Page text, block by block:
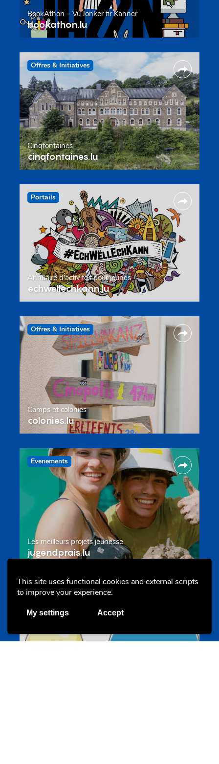
This site uses functional cookies and external scripts
to improve your experience.
My settings Accept
BookAthon – Vu Jonker fir Kanner
bookathon.lu
Offres & Initiatives
Cinqfontaines
cinqfontaines.lu
Portails
Annuaire d’activités pour jeunes
echwellechkann.lu
Offres & Initiatives
Camps et colonies
colonies.lu
Evenements
Les meilleurs projets jeunesse
jugendprais.lu
Offres & Initiatives